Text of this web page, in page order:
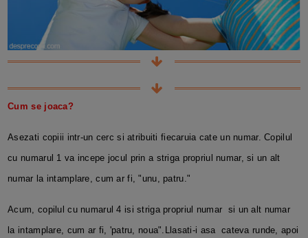
Cum se joaca?
Asezati copiii intr-un cerc si atribuiti fiecaruia cate un numar. Copilul
cu numarul 1 va incepe jocul prin a striga propriul numar, si un alt
numar la intamplare, cum ar fi, "unu, patru."
Acum, copilul cu numarul 4 isi striga propriul numar si un alt numar
la intamplare, cum ar fi, 'patru, noua".Llasati-i asa cateva runde, apoi